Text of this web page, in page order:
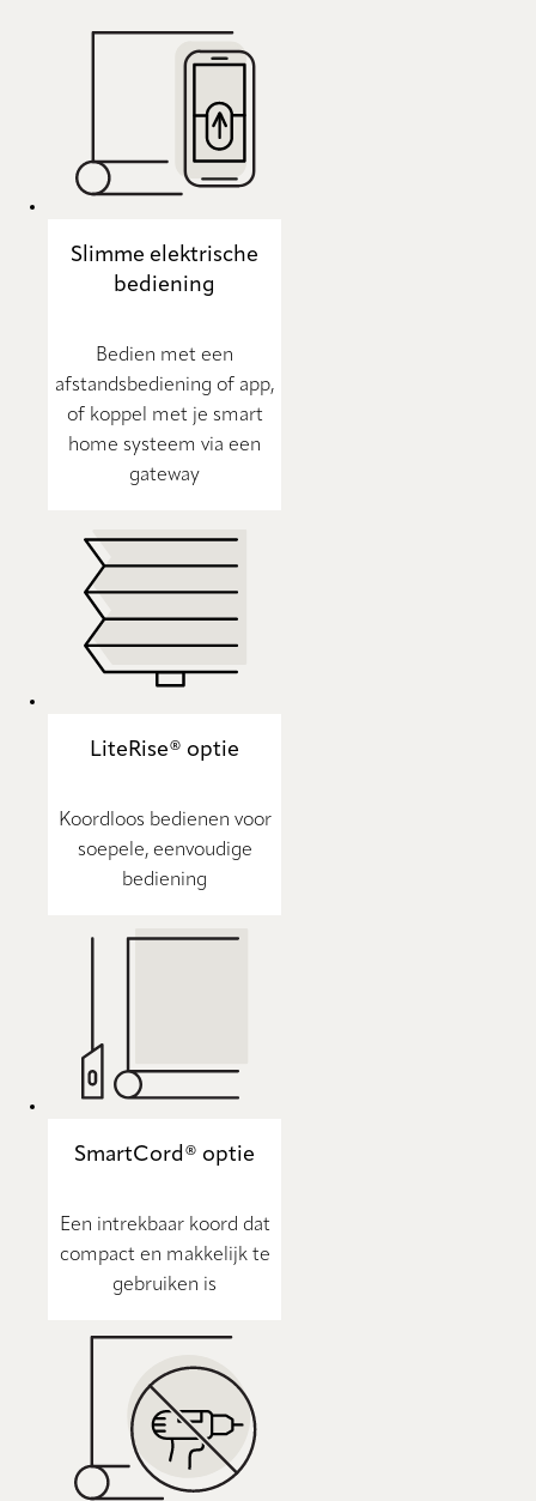
Slimme elektrische
bediening
Bedien met een
afstandsbediening of app,
of koppel met je smart
home systeem via een
gateway
LiteRise® optie
Koordloos bedienen voor
soepele, eenvoudige
bediening
SmartCord® optie
Een intrekbaar koord dat
compact en makkelijk te
gebruiken is